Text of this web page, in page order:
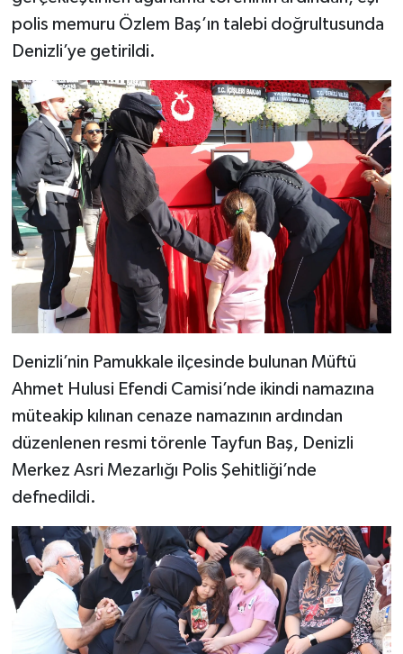
polis memuru Özlem Baş’ın talebi doğrultusunda
Denizli’ye getirildi.
Denizli’nin Pamukkale ilçesinde bulunan Müftü
Ahmet Hulusi Efendi Camisi’nde ikindi namazına
müteakip kılınan cenaze namazının ardından
düzenlenen resmi törenle Tayfun Baş, Denizli
Merkez Asri Mezarlığı Polis Şehitliği’nde
defnedildi.